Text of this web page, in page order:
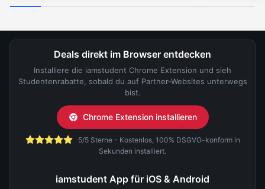
Deals direkt im Browser entdecken
Installiere die iamstudent Chrome Extension und sieh
Studentenrabatte, sobald du auf Partner-Websites unterwegs
bist.
Chrome Extension installieren
5/5 Sterne - Kostenlos, 100% DSGVO-konform in
Sekunden installiert.
iamstudent App für iOS & Android